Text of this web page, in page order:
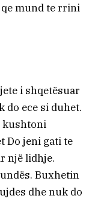
mund te rrini
i shqetësuar
do ece si duhet.
kushtoni
Do jeni gati te
një lidhje.
Buxhetin
dhe nuk do